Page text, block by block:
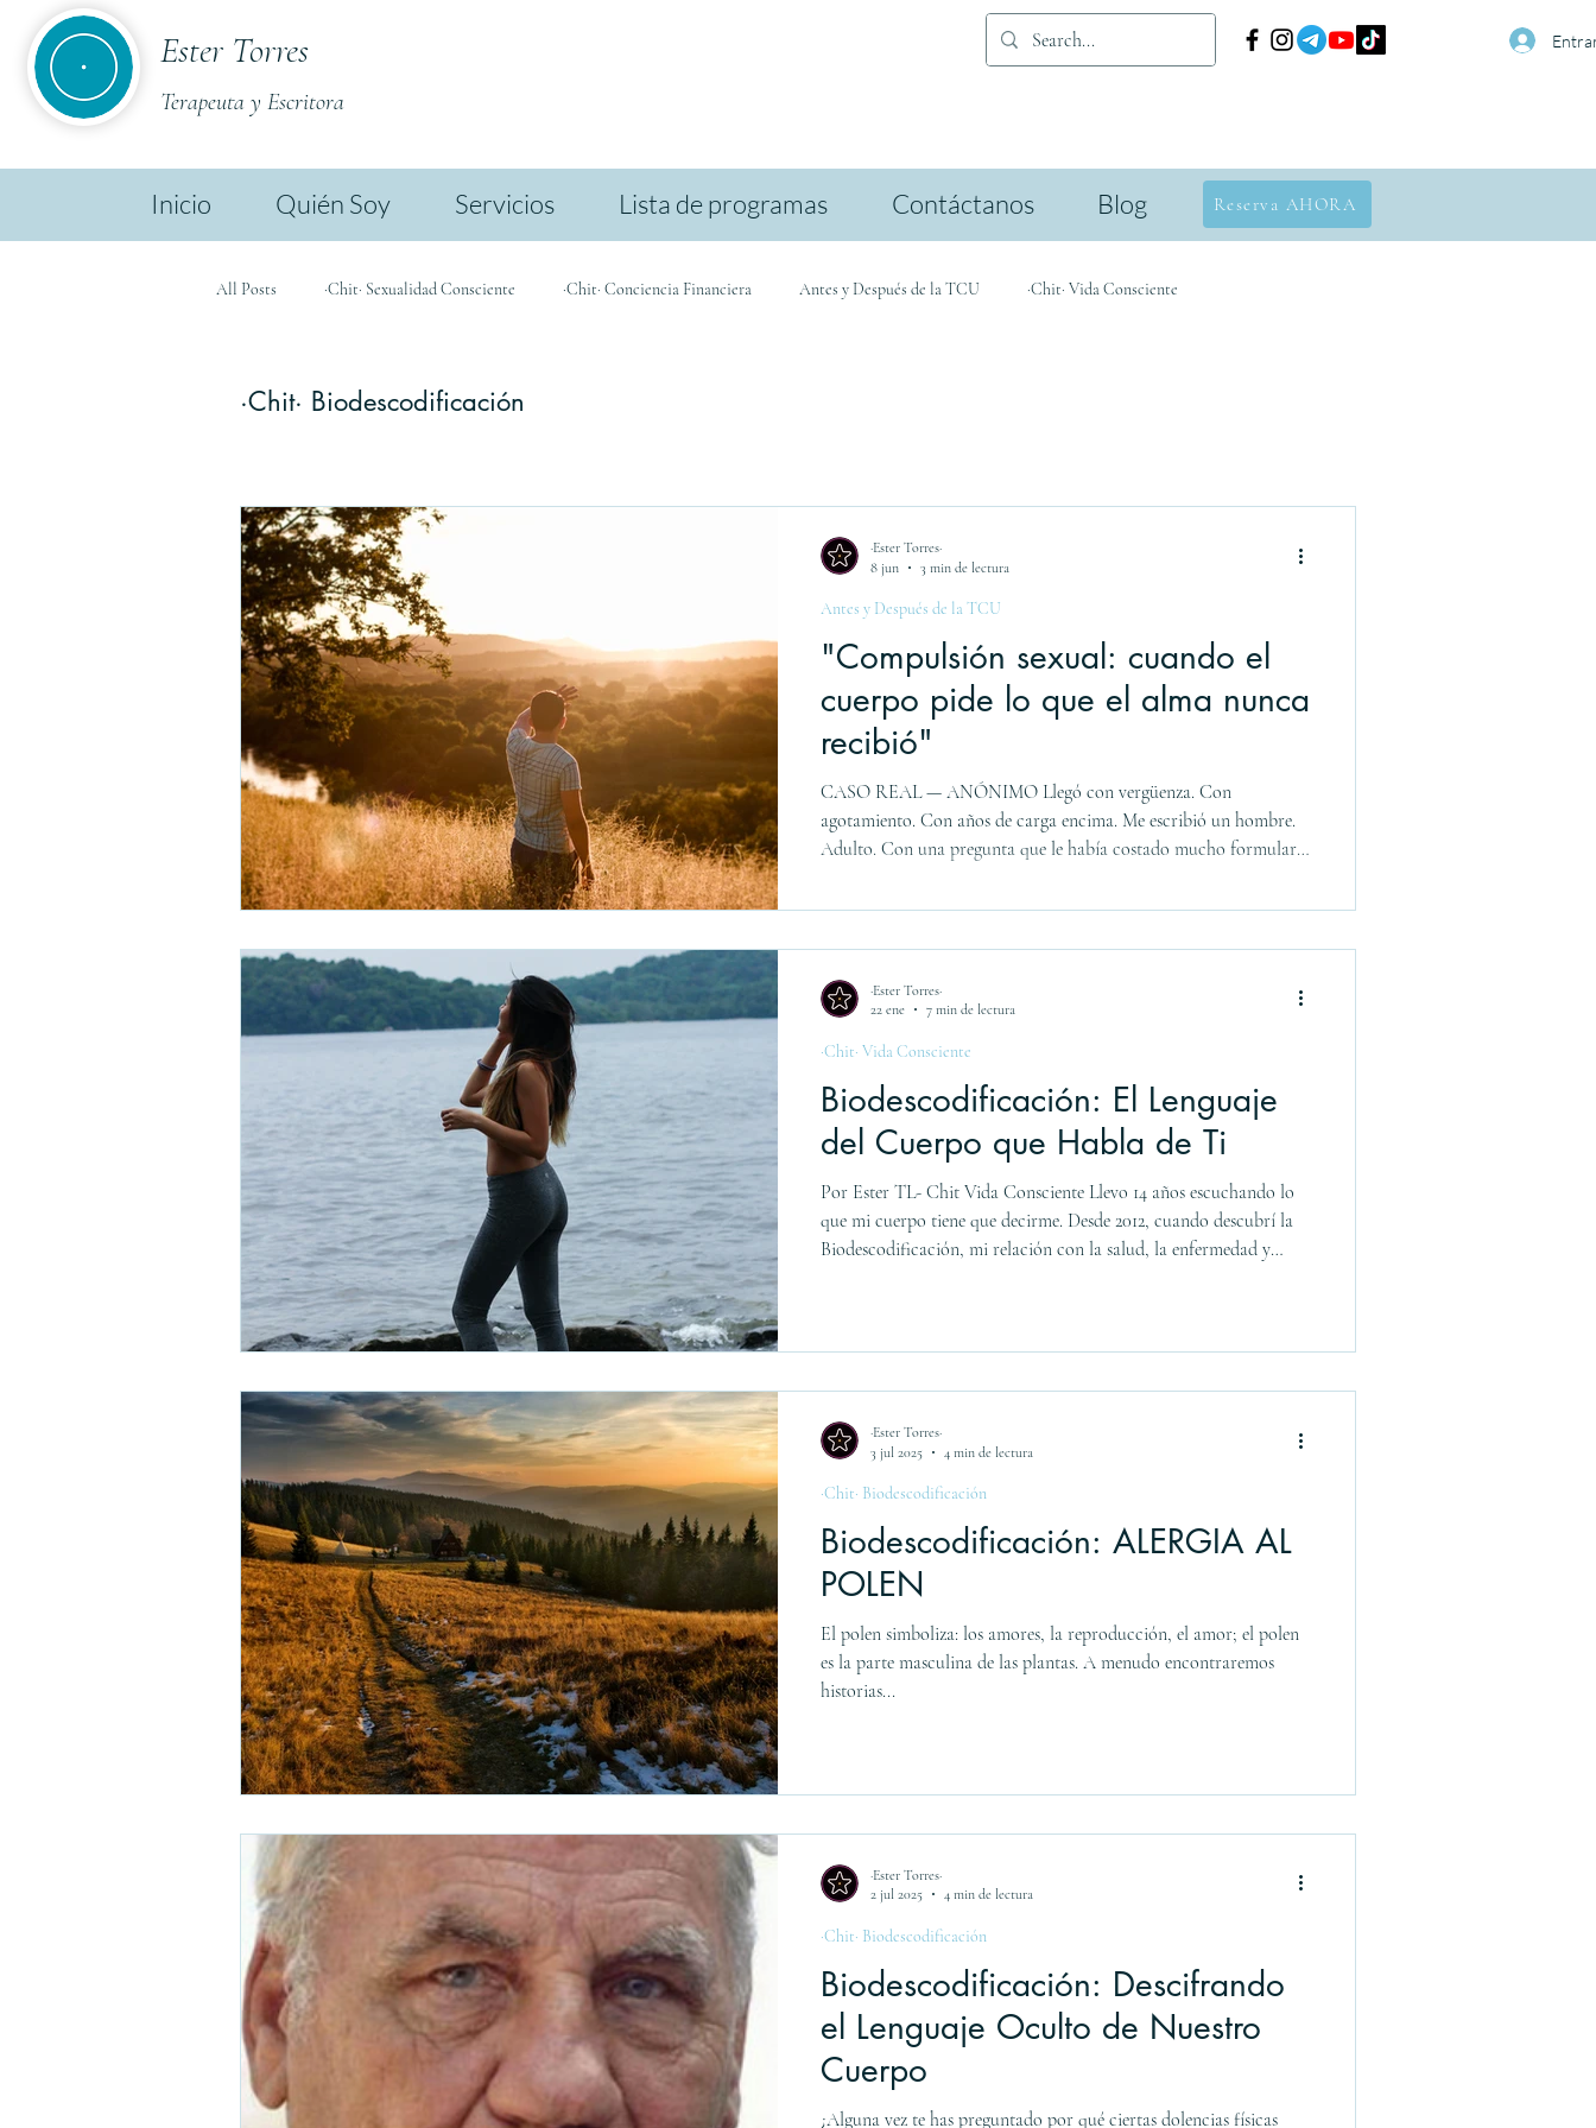
Ester Torres
Terapeuta y Escritora
Inicio Quién Soy Servicios Lista de programas Contáctanos Blog Reserva AHORA
All Posts ·Chit· Sexualidad Consciente ·Chit· Conciencia Financiera Antes y Después de la TCU ·Chit· Vida Consciente
·Chit· Biodescodificación
"Compulsión sexual: cuando el
cuerpo pide lo que el alma nunca
recibió"
CASO REAL — ANÓNIMO Llegó con vergüenza. Con
agotamiento. Con años de carga encima. Me escribió un hombre.
Adulto. Con una pregunta que le había costado mucho formular:
siento muy agotado. ¿Pueden explicarme qué me pasa?" Casi al
tamaño del abuso determinara el tamaño del daño. ANTES Se
levantab
Antes y Después de la TCU
·Ester Torres·
8 jun
3 min de lectura
Biodescodificación: El Lenguaje
del Cuerpo que Habla de Ti
Por Ester TL- Chit Vida Consciente Llevo 14 años escuchando lo
que mi cuerpo tiene que decirme. Desde 2012, cuando descubrí la
Biodescodificación, mi relación con la salud, la enfermedad y
transformado mi vida, la de mis seres
·Chit· Vida Consciente
·Ester Torres·
22 ene
7 min de lectura
Biodescodificación: ALERGIA AL
POLEN
El polen simboliza: los amores, la reproducción, el amor; el polen
es la parte masculina de las plantas. A menudo encontraremos
historias...
·Chit· Biodescodificación
·Ester Torres·
3 jul 2025
4 min de lectura
Biodescodificación: Descifrando
el Lenguaje Oculto de Nuestro
Cuerpo
¿Alguna vez te has preguntado por qué ciertas dolencias físicas
·Chit· Biodescodificación
·Ester Torres·
2 jul 2025
4 min de lectura